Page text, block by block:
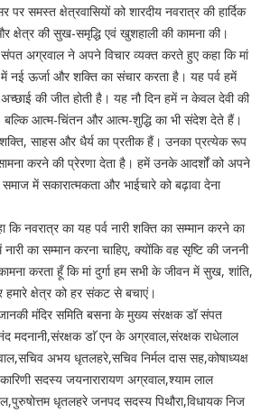
समस्त क्षेत्रवासियों को शारदीय नवरात्र की हार्दिक
क्षेत्र की सुख-समृद्धि एवं खुशहाली की कामना की।
अग्रवाल ने अपने विचार व्यक्त करते हुए कहा कि मां
नई ऊर्जा और शक्ति का संचार करता है। यह पर्व हमें
अच्छाई की जीत होती है। यह नौ दिन हमें न केवल देवी की
आत्म-चिंतन और आत्म-शुद्धि का भी संदेश देते हैं।
शक्ति, साहस और धैर्य का प्रतीक हैं। उनका प्रत्येक रूप
करने की प्रेरणा देता है। हमें उनके आदर्शों को अपने
में सकारात्मकता और भाईचारे को बढ़ावा देना
नवरात्र का यह पर्व नारी शक्ति का सम्मान करने का
का सम्मान करना चाहिए, क्योंकि वह सृष्टि की जननी
करता हूँ कि मां दुर्गा हम सभी के जीवन में सुख, शांति,
क्षेत्र को हर संकट से बचाएं।
मंदिर समिति बसना के मुख्य संरक्षक डॉ संपत
मदनानी,संरक्षक डाॅ एन के अग्रवाल,संरक्षक राधेलाल
अभय धृतलहरे,सचिव निर्मल दास सह,कोषाध्यक्ष
सदस्य जयनारारायण अग्रवाल,श्याम लाल
धृतलहरे जनपद सदस्य पिथौरा,विधायक निज